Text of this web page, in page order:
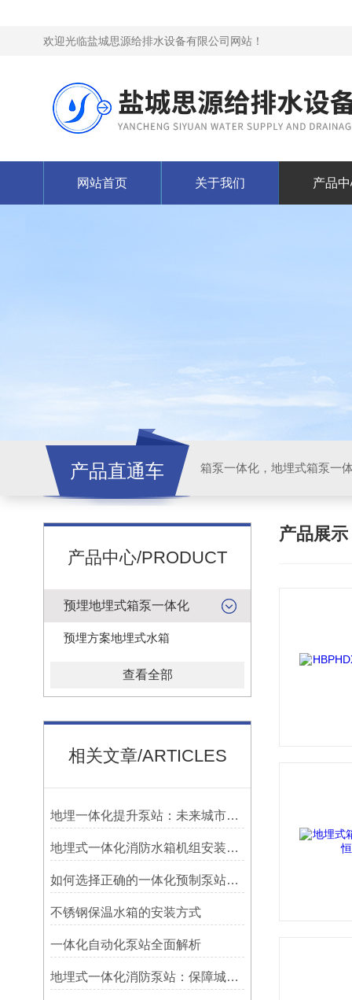
欢迎光临盐城思源给排水设备有限公司网站！
网站首页 关于我们 产品
产品直通车
产品中心/PRODUCT
预埋地埋式箱泵一体化
预埋方案地埋式水箱
查看全部
相关文章/ARTICLES
地埋一体化提升泵站：未来城市发展的关键支撑
地埋式一体化消防水箱机组安装细节
如何选择正确的一体化预制泵站厂家设备
不锈钢保温水箱的安装方式
一体化自动化泵站全面解析
地埋式一体化消防泵站：保障城市安全的先锋力量
产品展示